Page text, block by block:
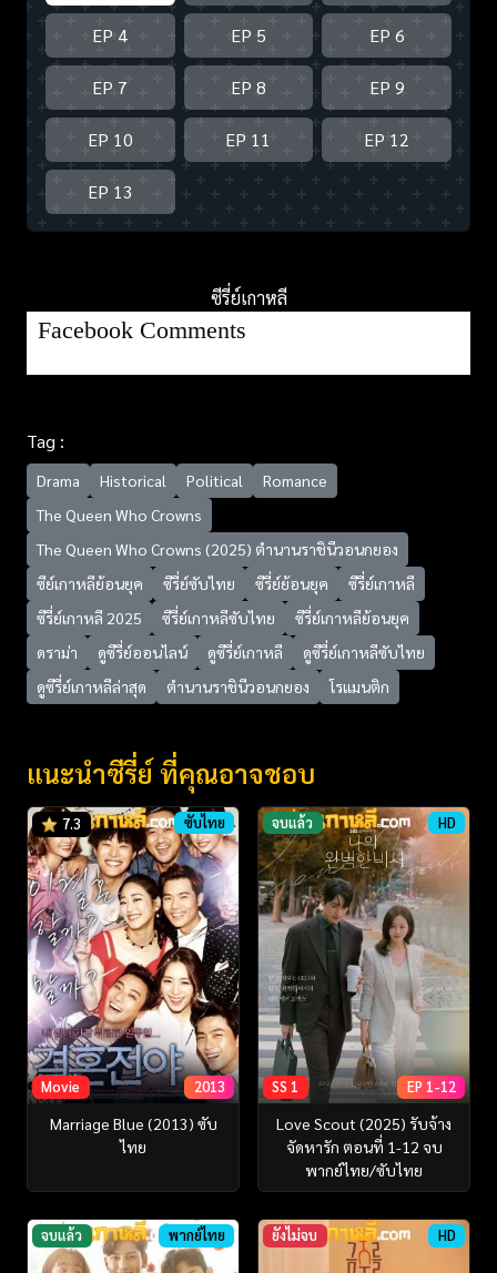
EP 4 EP 5 EP 6
EP 7 EP 8 EP 9
EP 10 EP 11 EP 12
EP 13
ซีรี่ย์เกาหลี
Facebook Comments
Tag :
Drama Historical Political
Romance
The Queen Who Crowns
The Queen Who Crowns (2025) ตำนานราชินีวอนกยอง
ซีย์เกาหลีย้อนยุค
ซีรี่ย์ซับไทย ซีรี่ย์ย้อนยุค
ซีรี่ย์เกาหลี
ซีรี่ย์เกาหลี 2025
ซีรี่ย์เกาหลีซับไทย
ซีรี่ย์เกาหลีย้อนยุค
ดราม่า
ดูซีรี่ย์ออนไลน์ ดูซีรี่ย์เกาหลี
ดูซีรี่ย์เกาหลีซับไทย
ดูซีรี่ย์เกาหลีล่าสุด
ตำนานราชินีวอนกยอง โรแมนติก
แนะนำซีรี่ย์ ที่คุณอาจชอบ
7.3 ซับไทย
Movie 2013
Marriage Blue (2013) ซับ
ไทย
จบแล้ว HD
SS 1 EP 1-12
Love Scout (2025) รับจ้าง
จัดหารัก ตอนที่ 1-12 จบ
พากย์ไทย/ซับไทย
จบแล้ว พากย์ไทย ยังไม่จบ HD